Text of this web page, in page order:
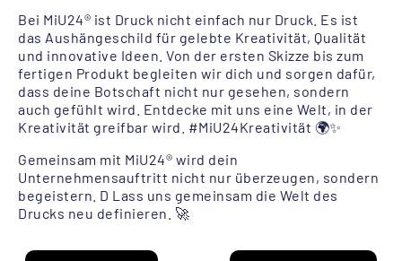
Bei MiU24® ist Druck nicht einfach nur Druck. Es ist
das Aushängeschild für gelebte Kreativität, Qualität
und innovative Ideen. Von der ersten Skizze bis zum
fertigen Produkt begleiten wir dich und sorgen dafür,
dass deine Botschaft nicht nur gesehen, sondern
auch gefühlt wird. Entdecke mit uns eine Welt, in der
Kreativität greifbar wird. #MiU24Kreativität 🌍✨
Gemeinsam mit MiU24® wird dein
Unternehmensauftritt nicht nur überzeugen, sondern
begeistern. D Lass uns gemeinsam die Welt des
Drucks neu definieren. 🚀